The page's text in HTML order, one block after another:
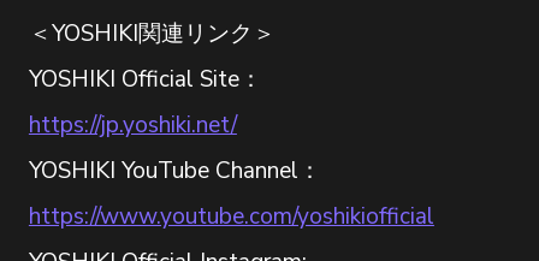
＜YOSHIKI関連リンク＞
YOSHIKI Official Site：
https://jp.yoshiki.net/
YOSHIKI YouTube Channel：
https://www.youtube.com/yoshikiofficial